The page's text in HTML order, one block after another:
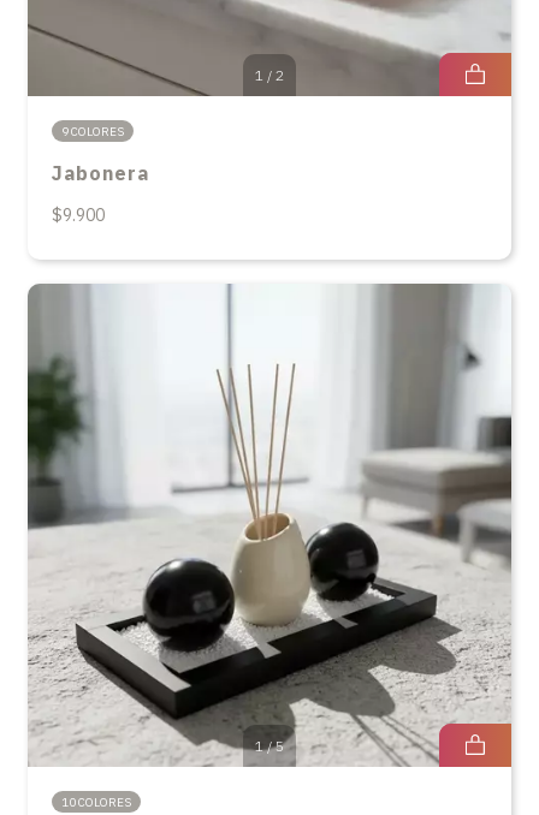
1 / 2
9 COLORES
Jabonera
$9.900
1/5
10 COLORES